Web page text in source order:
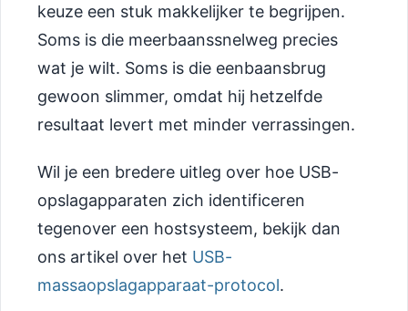
keuze een stuk makkelijker te begrijpen.
Soms is die meerbaanssnelweg precies
wat je wilt. Soms is die eenbaansbrug
gewoon slimmer, omdat hij hetzelfde
resultaat levert met minder verrassingen.
Wil je een bredere uitleg over hoe USB-
opslagapparaten zich identificeren
tegenover een hostsysteem, bekijk dan
ons artikel over het USB-
massaopslagapparaat-protocol.